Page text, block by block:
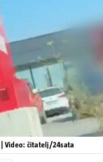
Pokretanje
| Video: čitatelj/24sata